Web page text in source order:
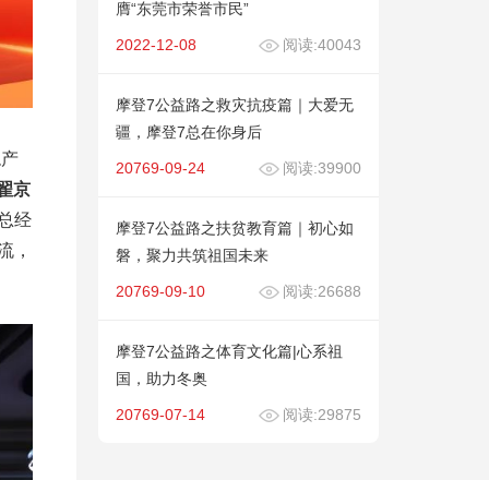
京
经
，
膺“东莞市荣誉市民”
2022-12-08 阅读:40043
摩登7公益路之救灾抗疫篇｜大爱无
疆，摩登7总在你身后
20769-09-24 阅读:39900
摩登7公益路之扶贫教育篇｜初心如
磐，聚力共筑祖国未来
20769-09-10 阅读:26688
摩登7公益路之体育文化篇|心系祖
国，助力冬奥
20769-07-14 阅读:29875